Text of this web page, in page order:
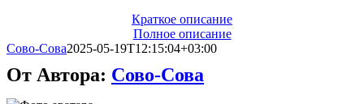
Краткое описание
Полное описание
Сово-Сова2025-05-19T12:15:04+03:00
От Автора: Сово-Сова